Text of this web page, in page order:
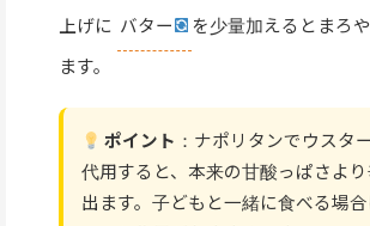
上げに バター
を少量加えるとまろ
ます。
ポイント ：ナポリタンでウスタ
代用すると、本来の甘酸っぱさより
出ます。子どもと一緒に食べる場